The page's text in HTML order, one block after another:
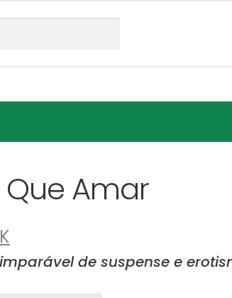
Que Amar
de suspense e